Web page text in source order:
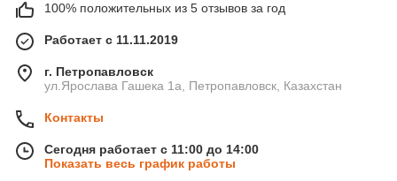
100% положительных из 5 отзывов за год
Работает с 11.11.2019
г. Петропавловск
ул.Ярослава Гашека 1а, Петропавловск, Казахстан
Контакты
Сегодня работает с 11:00 до 14:00
Показать весь график работы